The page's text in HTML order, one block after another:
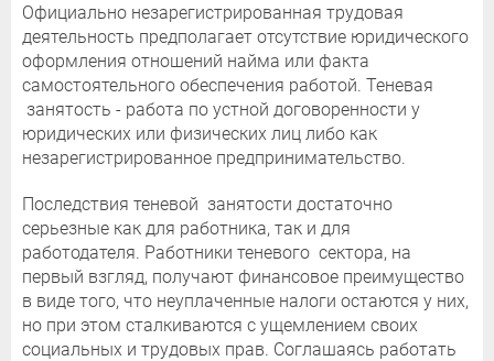
Официально незарегистрированная трудовая
деятельность предполагает отсутствие юридического
оформления отношений найма или факта
самостоятельного обеспечения работой. Теневая
занятость - работа по устной договоренности у
юридических или физических лиц либо как
незарегистрированное предпринимательство.
Последствия теневой занятости достаточно
серьезные как для работника, так и для
работодателя. Работники теневого сектора, на
первый взгляд, получают финансовое преимущество
в виде того, что неуплаченные налоги остаются у них,
но при этом сталкиваются с ущемлением своих
социальных и трудовых прав. Соглашаясь работать